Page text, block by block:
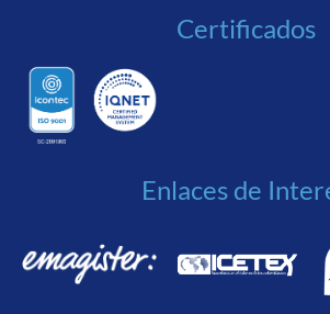
Certificados
Enlaces de